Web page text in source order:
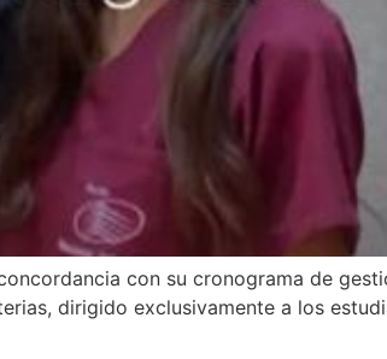
con su cronograma de
dirigido exclusivamente a los